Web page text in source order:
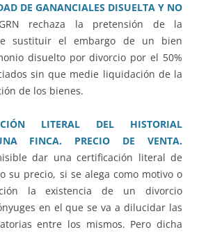
DE GANANCIALES DISUELTA Y NO
rechaza la pretensión de la
sustituir el embargo de un bien
disuelto por divorcio por el 50%
sin que medie liquidación de la
de los bienes.
LITERAL DEL HISTORIAL
FINCA. PRECIO DE VENTA.
dar una certificación literal de
su precio, si se alega como motivo o
la existencia de un divorcio
en el que se va a dilucidar las
entre los mismos. Pero dicha